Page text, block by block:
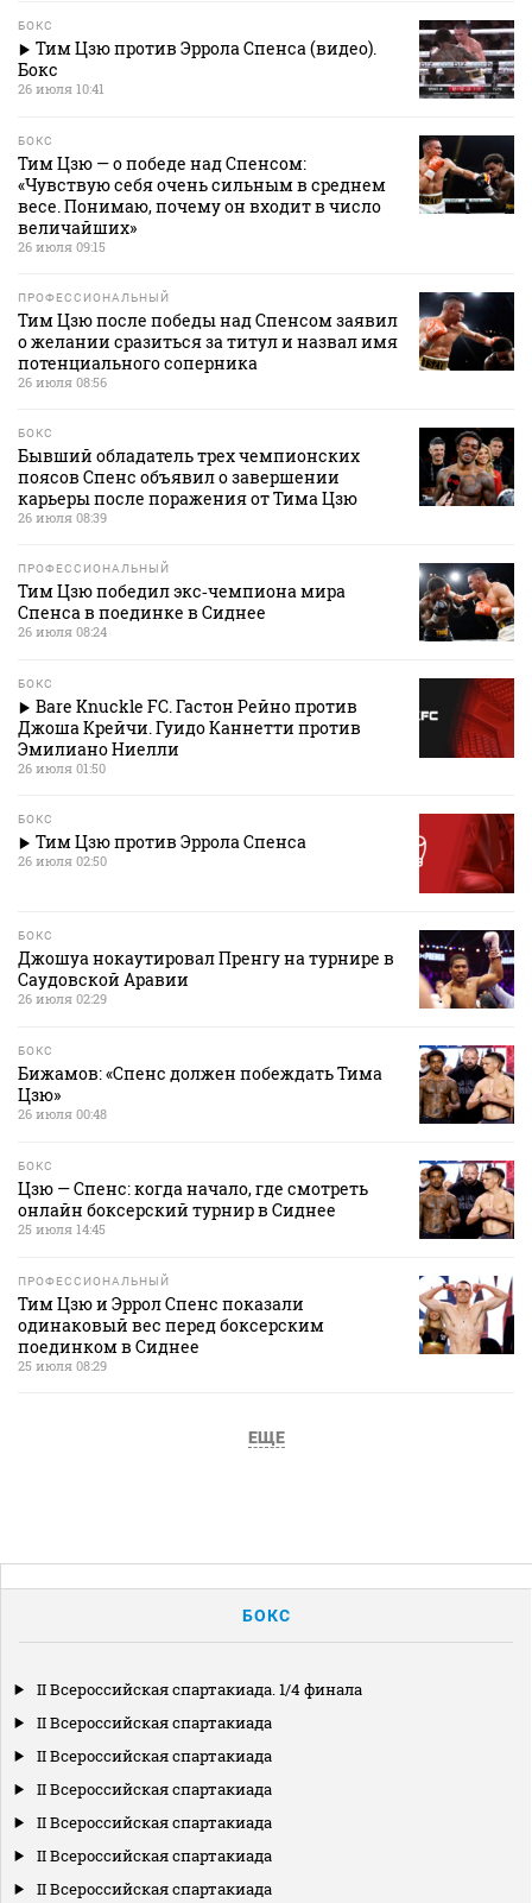
БОКС
Тим Цзю против Эррола Спенса (видео).
Бокс
26 июля 10:41
БОКС
Тим Цзю — о победе над Спенсом:
«Чувствую себя очень сильным в среднем
весе. Понимаю, почему он входит в число
величайших»
26 июля 09:15
ПРОФЕССИОНАЛЬНЫЙ
Тим Цзю после победы над Спенсом заявил
о желании сразиться за титул и назвал имя
потенциального соперника
26 июля 08:56
БОКС
Бывший обладатель трех чемпионских
поясов Спенс объявил о завершении
карьеры после поражения от Тима Цзю
26 июля 08:39
ПРОФЕССИОНАЛЬНЫЙ
Тим Цзю победил экс‑чемпиона мира
Спенса в поединке в Сиднее
26 июля 08:24
БОКС
Bare Knuckle FC. Гастон Рейно против
Джоша Крейчи. Гуидо Каннетти против
Эмилиано Ниелли
26 июля 01:50
БОКС
Тим Цзю против Эррола Спенса
26 июля 02:50
БОКС
Джошуа нокаутировал Пренгу на турнире в
Саудовской Аравии
26 июля 02:29
БОКС
Бижамов: «Спенс должен побеждать Тима
Цзю»
26 июля 00:48
БОКС
Цзю — Спенс: когда начало, где смотреть
онлайн боксерский турнир в Сиднее
25 июля 14:45
ПРОФЕССИОНАЛЬНЫЙ
Тим Цзю и Эррол Спенс показали
одинаковый вес перед боксерским
поединком в Сиднее
25 июля 08:29
ЕЩЕ
БОКС
II Всероссийская спартакиада. 1/4 финала
II Всероссийская спартакиада
II Всероссийская спартакиада
II Всероссийская спартакиада
II Всероссийская спартакиада
II Всероссийская спартакиада
II Всероссийская спартакиада